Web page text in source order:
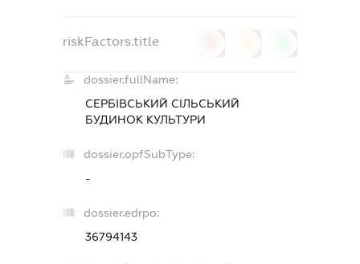
riskFactors.title
dossier.fullName:
СЕРБІВСЬКИЙ СІЛЬСЬКИЙ
БУДИНОК КУЛЬТУРИ
dossier.opfSubType:
-
dossier.edrpo:
36794143